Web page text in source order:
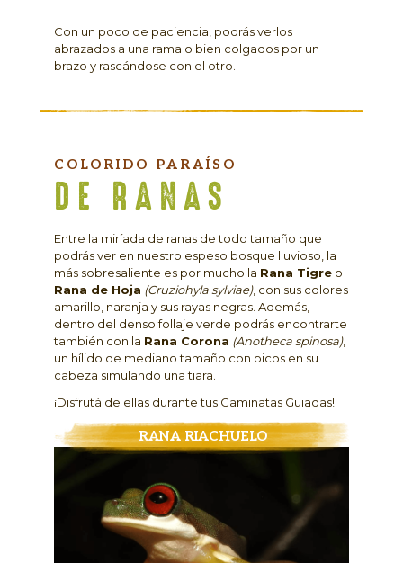
Con un poco de paciencia, podrás verlos
abrazados a una rama o bien colgados por un
brazo y rascándose con el otro.
COLORIDO PARAÍSO
DE RANAS
Entre la miríada de ranas de todo tamaño que
podrás ver en nuestro espeso bosque lluvioso, la
más sobresaliente es por mucho la Rana Tigre o
Rana de Hoja (Cruziohyla sylviae), con sus colores
amarillo, naranja y sus rayas negras. Además,
dentro del denso follaje verde podrás encontrarte
también con la Rana Corona (Anotheca spinosa),
un hílido de mediano tamaño con picos en su
cabeza simulando una tiara.
¡Disfrutá de ellas durante tus Caminatas Guiadas!
RANA RIACHUELO